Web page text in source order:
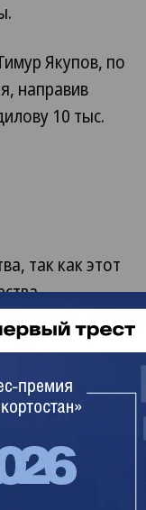
Якупов, по
направив
10 тыс.
так как этот
которые он
его бывшей